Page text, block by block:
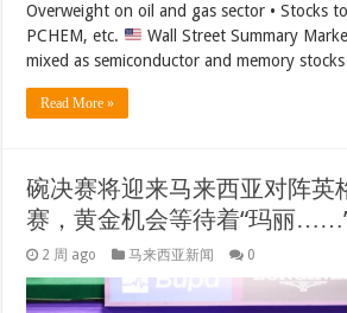
Overweight on oil and gas sector • Stocks
PCHEM, etc.
Wall Street Summary
mixed as semiconductor and memory
Read More »
碗决赛将迎来马来西亚对阵英
赛，黄金机会等待着“玛丽
2 周 ago 马来西亚新闻 0